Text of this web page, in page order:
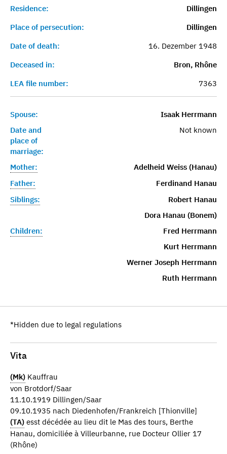
Residence:
Dillingen
Place of persecution:
Dillingen
Date of death:
16. Dezember 1948
Deceased in:
Bron, Rhône
LEA file number:
7363
Spouse:
Isaak Herrmann
Date and
place of
marriage:
Not known
Mother:
Adelheid Weiss (Hanau)
Father:
Ferdinand Hanau
Siblings:
Robert Hanau
Dora Hanau (Bonem)
Children:
Fred Herrmann
Kurt Herrmann
Werner Joseph Herrmann
Ruth Herrmann
*Hidden due to legal regulations
Vita
(Mk) Kauffrau
von Brotdorf/Saar
11.10.1919 Dillingen/Saar
09.10.1935 nach Diedenhofen/Frankreich [Thionville]
(TA) esst décédée au lieu dit le Mas des tours, Berthe
Hanau, domiciliée à Villeurbanne, rue Docteur Ollier 17
(Rhône)